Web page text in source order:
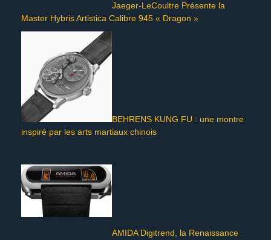
Jaeger-LeCoultre Présente la
Master Hybris Artistica Calibre 945 « Dragon »
BEHRENS KUNG FU : une montre
inspiré par les arts martiaux chinois
AMIDA Digitrend, la Renaissance